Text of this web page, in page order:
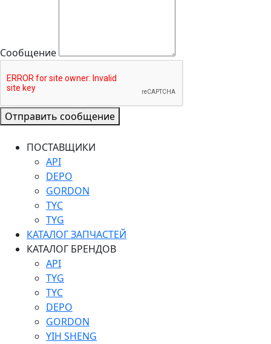
Сообщение
Отправить сообщение
ПОСТАВЩИКИ
API
DEPO
GORDON
TYC
TYG
КАТАЛОГ ЗАПЧАСТЕЙ
КАТАЛОГ БРЕНДОВ
API
TYG
TYC
DEPO
GORDON
YIH SHENG